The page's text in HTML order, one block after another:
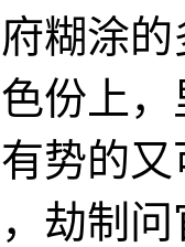
糊涂
色份上
势的
劫制